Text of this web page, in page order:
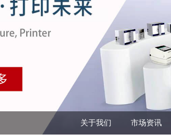
关于我们 市场资讯